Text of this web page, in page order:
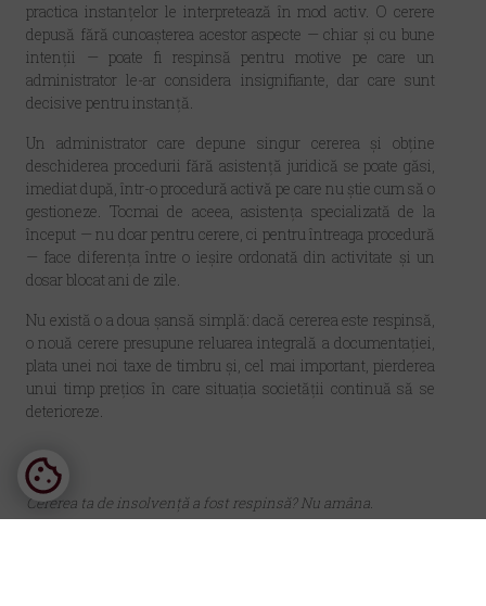
practica instanțelor le interpretează în mod activ. O cerere
depusă fără cunoașterea acestor aspecte — chiar și cu bune
intenții — poate fi respinsă pentru motive pe care un
administrator le-ar considera insignifiante, dar care sunt
decisive pentru instanță.
Un administrator care depune singur cererea și obține
deschiderea procedurii fără asistență juridică se poate găsi,
imediat după, într-o procedură activă pe care nu știe cum să o
gestioneze. Tocmai de aceea, asistența specializată de la
început — nu doar pentru cerere, ci pentru întreaga procedură
— face diferența între o ieșire ordonată din activitate și un
dosar blocat ani de zile.
Nu există o a doua șansă simplă:dacă cererea este respinsă,
o nouă cerere presupune reluarea integrală a documentației,
plata unei noi taxe de timbru și, cel mai important, pierderea
unui timp prețios în care situația societății continuă să se
deterioreze.
Cererea ta de insolvență a fost respinsă? Nu amâna.
Dacă tribunalul a respins cererea de deschidere a insolvenței